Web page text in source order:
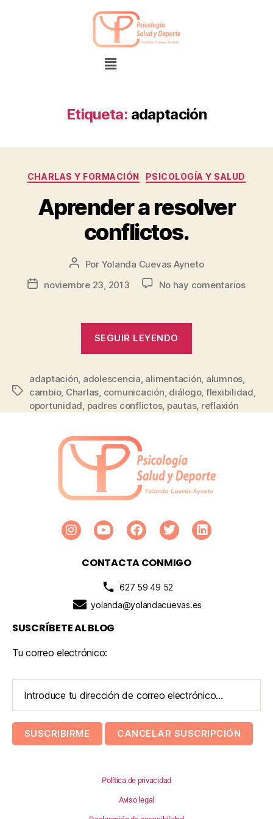
Etiqueta: adaptación
CHARLAS Y FORMACIÓN PSICOLOGÍA Y SALUD
Aprender a resolver
conflictos.
Por Yolanda Cuevas Ayneto
noviembre 23, 2013
No hay comentarios
SEGUIR LEYENDO
adaptación, adolescencia, alimentación, alumnos,
cambio, Charlas, comunicación, diálogo, flexibilidad,
oportunidad, padres conflictos, pautas, reflaxión
CONTACTA CONMIGO
627 59 49 52
yolanda@yolandacuevas.es
SUSCRÍBETE AL BLOG
Tu correo electrónico:
Política de privacidad
Aviso legal